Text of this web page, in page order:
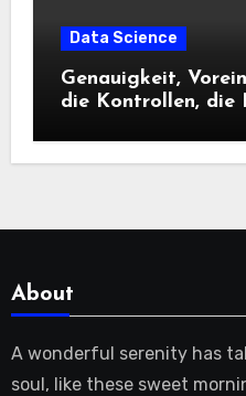
Data Science
Genauigkeit,
die Kontrollen,
About
A wonderful serenity has
soul, like these sweet